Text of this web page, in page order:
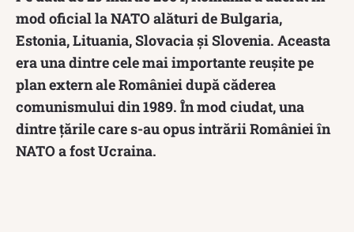
mod oficial la NATO alături de Bulgaria,
Estonia, Lituania, Slovacia și Slovenia. Aceasta
era una dintre cele mai importante reușite pe
plan extern ale României după căderea
comunismului din 1989. În mod ciudat, una
dintre țările care s-au opus intrării României în
NATO a fost Ucraina.